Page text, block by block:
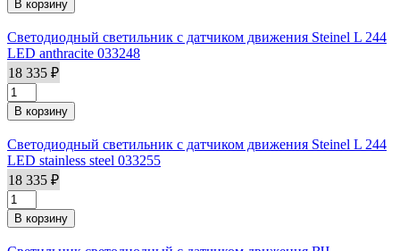
Светодиодный светильник с датчиком движения Steinel L 244
LED anthracite 033248
18 335 ₽
Светодиодный светильник с датчиком движения Steinel L 244
LED stainless steel 033255
18 335 ₽